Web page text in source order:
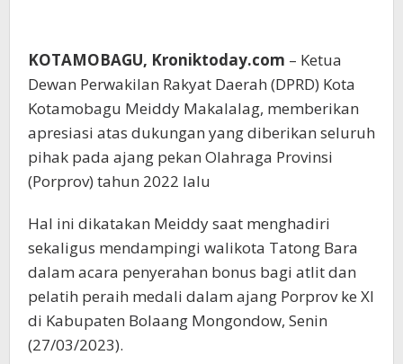
KOTAMOBAGU, Kroniktoday.com – Ketua
Dewan Perwakilan Rakyat Daerah (DPRD) Kota
Kotamobagu Meiddy Makalalag, memberikan
apresiasi atas dukungan yang diberikan seluruh
pihak pada ajang pekan Olahraga Provinsi
(Porprov) tahun 2022 lalu
Hal ini dikatakan Meiddy saat menghadiri
sekaligus mendampingi walikota Tatong Bara
dalam acara penyerahan bonus bagi atlit dan
pelatih peraih medali dalam ajang Porprov ke XI
di Kabupaten Bolaang Mongondow, Senin
(27/03/2023).